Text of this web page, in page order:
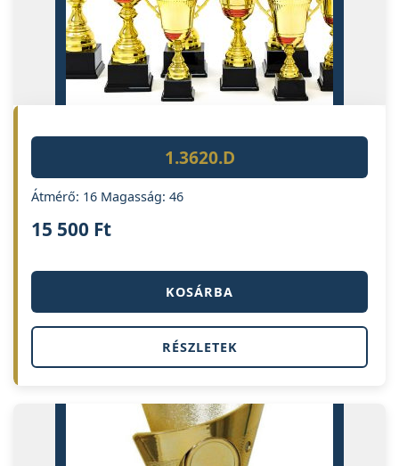
1.3620.D
Átmérő: 16 Magasság: 46
15 500 Ft
KOSÁRBA
RÉSZLETEK